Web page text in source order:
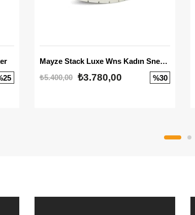
Mayze Stack Luxe Wns Kadın Sneaker
₺5.400,00
₺3.780,00 %30